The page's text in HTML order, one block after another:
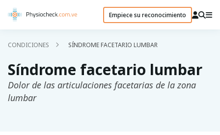
Empiece su reconocimiento
CONDICIONES SÍNDROME FACETARIO LUMBAR
Síndrome facetario lumbar
Dolor de las articulaciones facetarias de la zona
lumbar